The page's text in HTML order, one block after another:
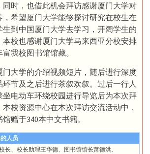
时，也借此机会拜访感谢厦门大学对
希望厦门大学能够探讨研究在校生在
到中国厦门大学去学习，开阔学生的
校也感谢厦门大学马来西亚分校安排
我校图书馆馆藏。
大学的介绍视频短片，随后进行深度
节及之后进行茶叙欢叙。过后一行人
电动车环绕校园进行导览后为本次拜
校资源中心在本次拜访交流活动中，
赠于340本中文书籍。
人员
长、校长助理王华德、图书馆馆长萧德洪、